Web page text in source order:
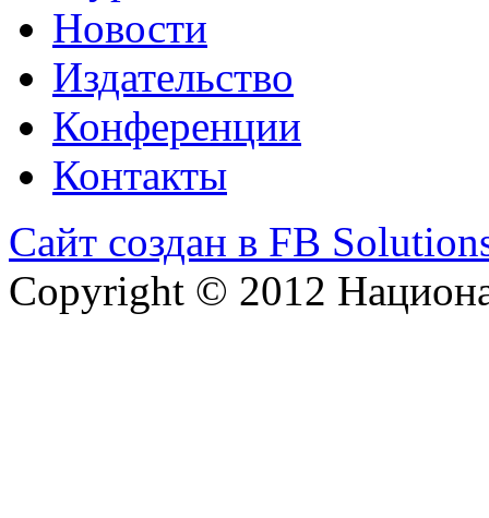
Новости
Издательство
Конференции
Контакты
Сайт создан в FB
Copyright © 2012